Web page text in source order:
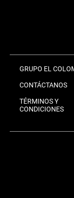
GRUPO EL
CONTÁCTANOS
TÉRMINOS Y
CONDICIONES